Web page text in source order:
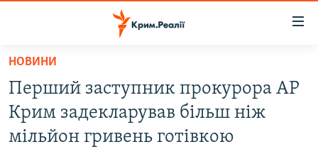
Перейти
основного
матеріалу
Перейти
до
ВОДА.КРИМ
ВІДЕО ТА ФОТО
НОВИНИ
Перший заступник прокурора АР
Крим задекларував більш ніж
мільйон гривень готівкою